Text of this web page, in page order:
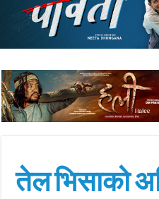
तेल भिसाको